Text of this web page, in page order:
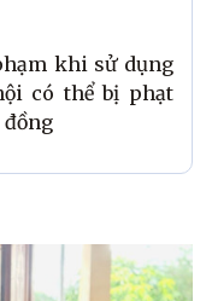
khi sử dụng
có thể bị phạt